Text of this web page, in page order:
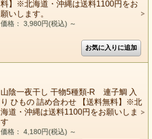
料】※北海道・沖縄は送料1100円をお
願いします。
価格： 3,980円(税込) ～
山陰一夜干し 干物5種類-R 連子鯛 入
り ひもの 詰め合わせ 【送料無料】※北
海道・沖縄は送料1100円をお願いしま
す
価格： 4,180円(税込) ～